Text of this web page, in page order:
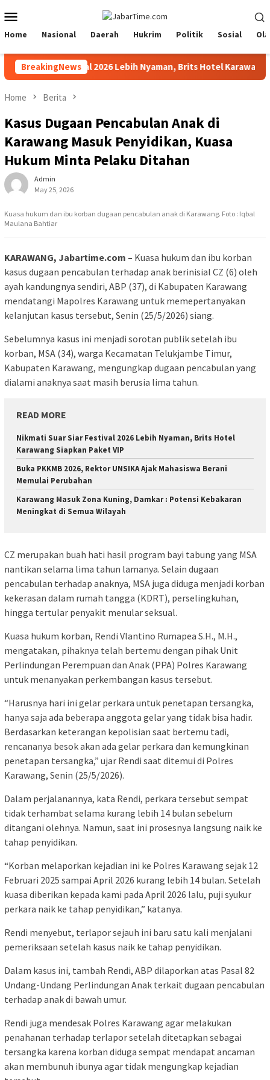
to
contentMenu
Home Nasional Daerah Hukrim Politik Sosial
BreakingNews
Siar Festival 2026 Lebih Nyaman, Brits Hotel Karawang
Home Berita
Kasus Dugaan Pencabulan Anak di
Karawang Masuk Penyidikan, Kuasa
Hukum Minta Pelaku Ditahan
Admin
May 25, 2026
Kuasa hukum dan ibu korban dugaan pencabulan anak di Karawang. Foto : Iqbal
Maulana Bahtiar
KARAWANG, Jabartime.com – Kuasa hukum dan ibu korban
kasus dugaan pencabulan terhadap anak berinisial CZ (6) oleh
ayah kandungnya sendiri, ABP (37), di Kabupaten Karawang
mendatangi Mapolres Karawang untuk memepertanyakan
kelanjutan kasus tersebut, Senin (25/5/2026) siang.
Sebelumnya kasus ini menjadi sorotan publik setelah ibu
korban, MSA (34), warga Kecamatan Telukjambe Timur,
Kabupaten Karawang, mengungkap dugaan pencabulan yang
dialami anaknya saat masih berusia lima tahun.
READ MORE
Nikmati Suar Siar Festival 2026 Lebih Nyaman, Brits Hotel
Karawang Siapkan Paket VIP
Buka PKKMB 2026, Rektor UNSIKA Ajak Mahasiswa Berani
Memulai Perubahan
Karawang Masuk Zona Kuning, Damkar : Potensi Kebakaran
Meningkat di Semua Wilayah
CZ merupakan buah hati hasil program bayi tabung yang MSA
nantikan selama lima tahun lamanya. Selain dugaan
pencabulan terhadap anaknya, MSA juga diduga menjadi korban
kekerasan dalam rumah tangga (KDRT), perselingkuhan,
hingga tertular penyakit menular seksual.
Kuasa hukum korban, Rendi Vlantino Rumapea S.H., M.H.,
mengatakan, pihaknya telah bertemu dengan pihak Unit
Perlindungan Perempuan dan Anak (PPA) Polres Karawang
untuk menanyakan perkembangan kasus tersebut.
“Harusnya hari ini gelar perkara untuk penetapan tersangka,
hanya saja ada beberapa anggota gelar yang tidak bisa hadir.
Berdasarkan keterangan kepolisian saat bertemu tadi,
rencananya besok akan ada gelar perkara dan kemungkinan
penetapan tersangka,” ujar Rendi saat ditemui di Polres
Karawang, Senin (25/5/2026).
Dalam perjalanannya, kata Rendi, perkara tersebut sempat
tidak terhambat selama kurang lebih 14 bulan sebelum
ditangani olehnya. Namun, saat ini prosesnya langsung naik ke
tahap penyidikan.
“Korban melaporkan kejadian ini ke Polres Karawang sejak 12
Februari 2025 sampai April 2026 kurang lebih 14 bulan. Setelah
kuasa diberikan kepada kami pada April 2026 lalu, puji syukur
perkara naik ke tahap penyidikan,” katanya.
Rendi menyebut, terlapor sejauh ini baru satu kali menjalani
pemeriksaan setelah kasus naik ke tahap penyidikan.
Dalam kasus ini, tambah Rendi, ABP dilaporkan atas Pasal 82
Undang-Undang Perlindungan Anak terkait dugaan pencabulan
terhadap anak di bawah umur.
Rendi juga mendesak Polres Karawang agar melakukan
penahanan terhadap terlapor setelah ditetapkan sebagai
tersangka karena korban diduga sempat mendapat ancaman
akan membunuh ibunya agar tidak mengungkap kejadian